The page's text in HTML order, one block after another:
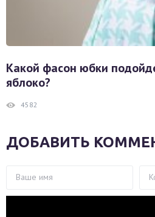
Какой фасон юбки
яблоко?
4582
ДОБАВИТЬ